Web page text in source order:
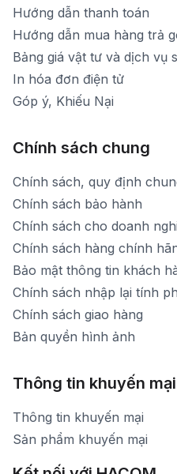
Hướng dẫn thanh toán
Hướng dẫn mua hàng trả
Bảng giá vật tư và dịch vụ
In hóa đơn điện tử
Góp ý, Khiếu Nại
Chính sách chung
Chính sách, quy định
Chính sách bảo hành
Chính sách cho doanh
Chính sách hàng chính
Bảo mật thông tin khách
Chính sách nhập lại tính
Chính sách giao hàng
Bản quyền hình ảnh
Thông tin khuyến mại
Thông tin khuyến mại
Sản phẩm khuyến mại